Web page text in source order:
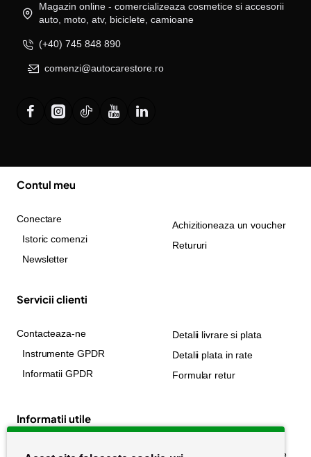
Magazin online - comercializeaza cosmetice si accesorii
auto, moto, atv, biciclete, camioane
(+40) 745 848 890
comenzi@autocarestore.ro
Contul meu
Conectare
Istoric comenzi
Newsletter
Achizitioneaza un voucher
Retururi
Servicii clienti
Contacteaza-ne
Instrumente GPDR
Informatii GPDR
Detalii livrare si plata
Detalii plata in rate
Formular retur
Informatii utile
Despre noi Politica de confidențialitate